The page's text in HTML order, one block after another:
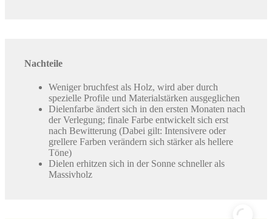
Nachteile
Weniger bruchfest als Holz, wird aber durch
spezielle Profile und Materialstärken ausgeglichen
Dielenfarbe ändert sich in den ersten Monaten nach
der Verlegung; finale Farbe entwickelt sich erst
nach Bewitterung (Dabei gilt: Intensivere oder
grellere Farben verändern sich stärker als hellere
Töne)
Dielen erhitzen sich in der Sonne schneller als
Massivholz